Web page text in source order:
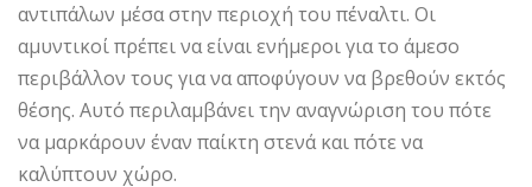
αντιπάλων μέσα στην περιοχή του πέναλτι. Οι
αμυντικοί πρέπει να είναι ενήμεροι για το άμεσο
περιβάλλον τους για να αποφύγουν να βρεθούν εκτός
θέσης. Αυτό περιλαμβάνει την αναγνώριση του πότε
να μαρκάρουν έναν παίκτη στενά και πότε να
καλύπτουν χώρο.